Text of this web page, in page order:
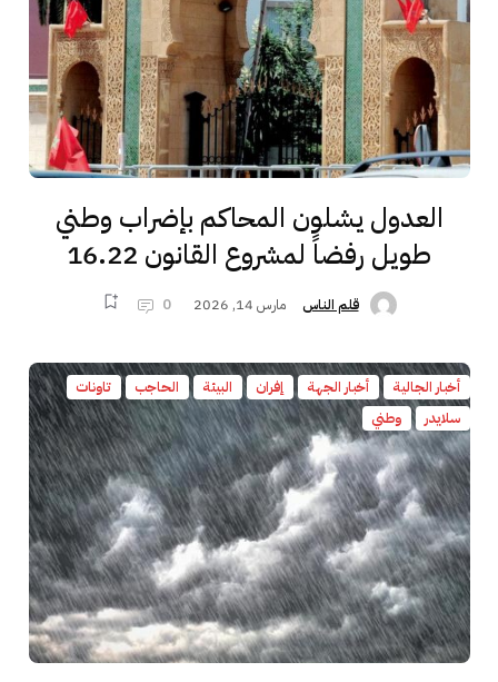
العدول يشلون المحاكم بإضراب وطني
طويل رفضاً لمشروع القانون 16.22
قلم الناس مارس 14, 2026 0
أخبار الجالية أخبار الجهة إفران البيئة الحاجب
تاونات
سلايدر
وطني